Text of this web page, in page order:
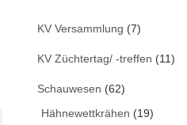
KV Versammlung (7)
KV Züchtertag/ -treffen (11)
Schauwesen (62)
Hähnewettkrähen (19)